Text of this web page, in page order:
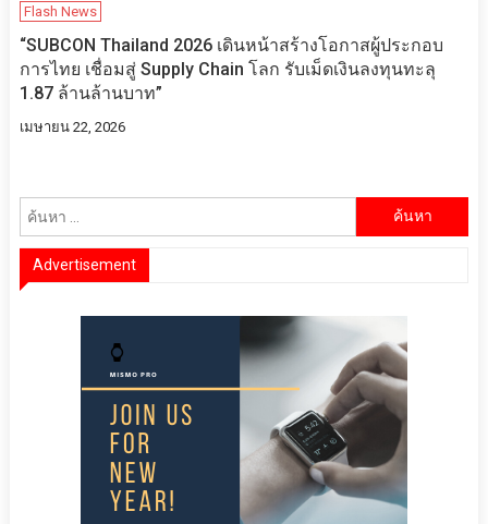
Flash News
“SUBCON Thailand 2026 เดินหน้าสร้างโอกาสผู้ประกอบ
การไทย เชื่อมสู่ Supply Chain โลก รับเม็ดเงินลงทุนทะลุ
1.87 ล้านล้านบาท”
เมษายน 22, 2026
Advertisement